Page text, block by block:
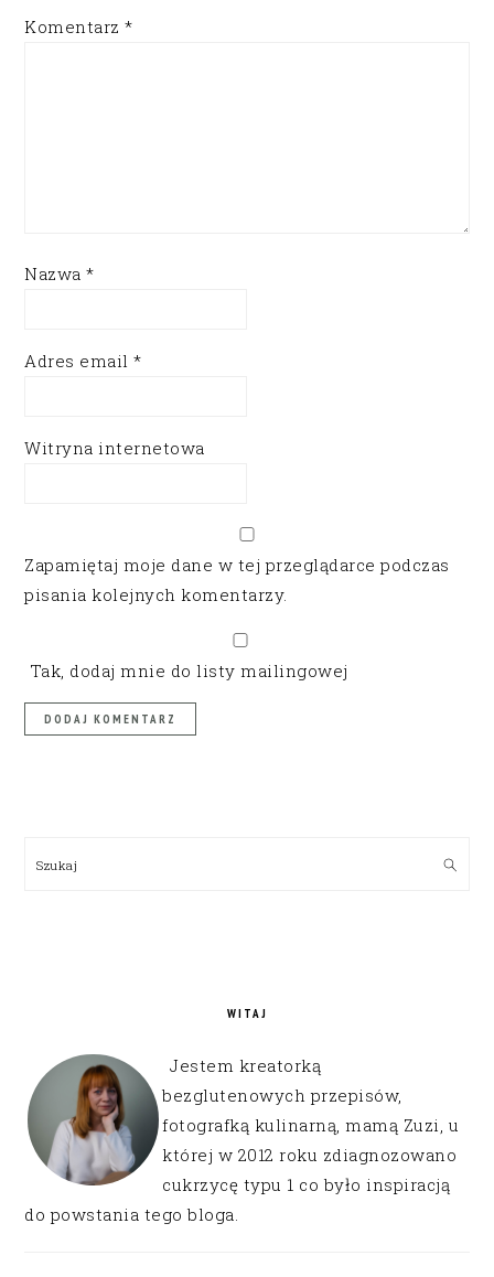
Komentarz*
Nazwa*
Adres email*
Witryna internetowa
Zapamiętaj moje dane w tej przeglądarce podczas
pisania kolejnych komentarzy.
Tak, dodaj mnie do listy mailingowej
Szukaj
WITAJ
Jestem kreatorką
bezglutenowych przepisów,
fotografką kulinarną, mamą Zuzi, u
której w 2012 roku zdiagnozowano
cukrzycę typu 1 co było inspiracją
do powstania tego bloga.